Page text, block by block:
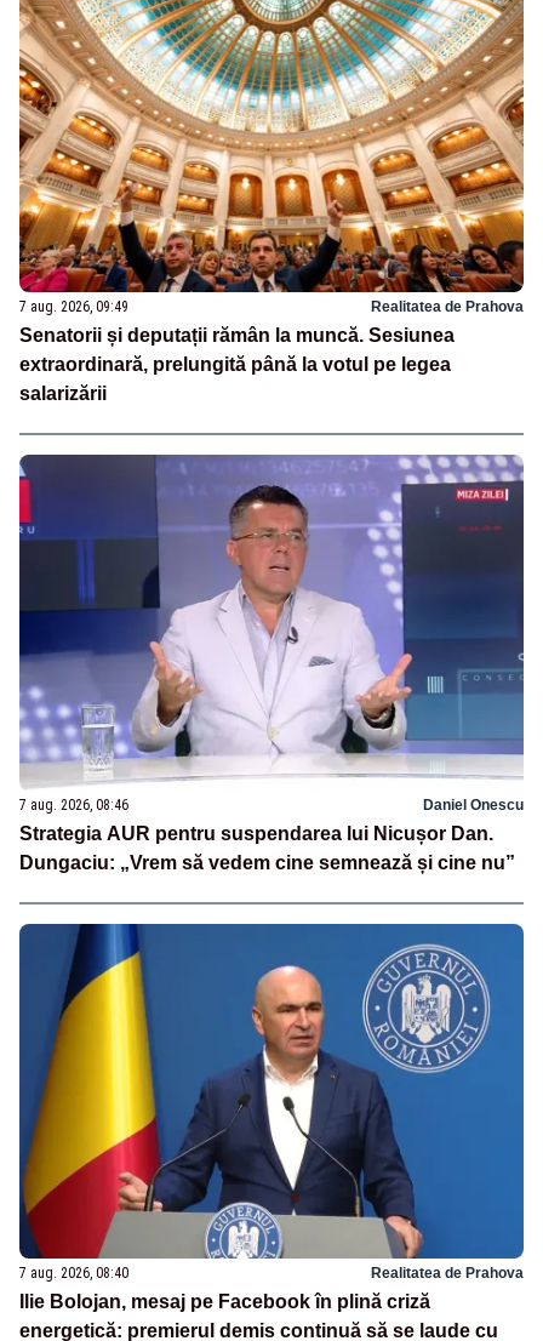
7 aug. 2026, 09:49 Realitatea de Prahova
Senatorii și deputații rămân la muncă. Sesiunea
extraordinară, prelungită până la votul pe legea
salarizării
7 aug. 2026, 08:46 Daniel Onescu
Strategia AUR pentru suspendarea lui Nicușor Dan.
Dungaciu: „Vrem să vedem cine semnează și cine nu”
7 aug. 2026, 08:40 Realitatea de Prahova
Ilie Bolojan, mesaj pe Facebook în plină criză
energetică: premierul demis continuă să se laude cu